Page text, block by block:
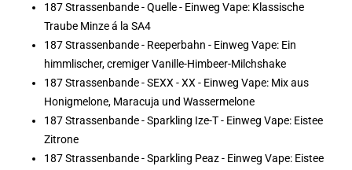
187 Strassenbande - Quelle - Einweg Vape: Klassische
Traube Minze á la SA4
187 Strassenbande - Reeperbahn - Einweg Vape: Ein
himmlischer, cremiger Vanille-Himbeer-Milchshake
187 Strassenbande - SEXX - XX - Einweg Vape: Mix aus
Honigmelone, Maracuja und Wassermelone
187 Strassenbande - Sparkling Ize-T - Einweg Vape: Eistee
Zitrone
187 Strassenbande - Sparkling Peaz - Einweg Vape: Eistee